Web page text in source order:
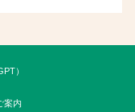
）
案内